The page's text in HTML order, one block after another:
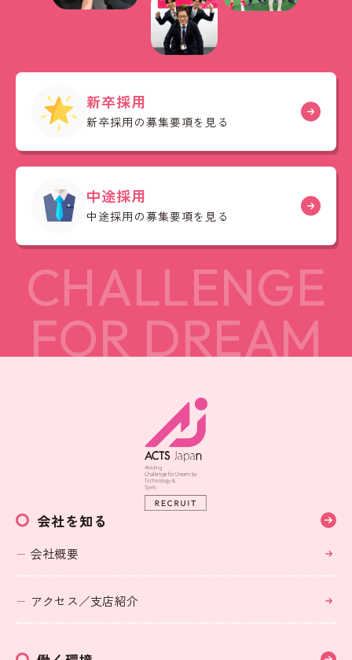
新卒採用
新卒採用の募集要項を見る
中途採用
中途採用の募集要項を見る
会社を知る
会社概要
アクセス／支店紹介